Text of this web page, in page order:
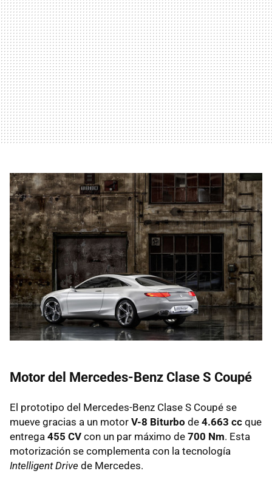
Motor del Mercedes-Benz Clase S Coupé
El prototipo del Mercedes-Benz Clase S Coupé se
mueve gracias a un motor V-8 Biturbo de 4.663 cc que
entrega 455 CV con un par máximo de 700 Nm. Esta
motorización se complementa con la tecnología
Intelligent Drive de Mercedes.